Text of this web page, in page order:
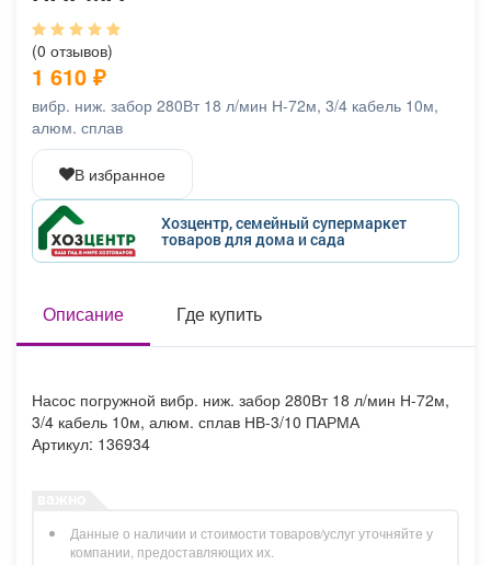
Афиша
Товары Поздравления
ТВ программа Я - пенсионер
(0 отзывов)
1 610 ₽
вибр. ниж. забор 280Вт 18 л/мин Н-72м, 3/4 кабель 10м,
алюм. сплав
В избранное
Хозцентр, семейный супермаркет
товаров для дома и сада
Описание Где купить
Насос погружной вибр. ниж. забор 280Вт 18 л/мин Н-72м,
3/4 кабель 10м, алюм. сплав НВ-3/10 ПАРМА
Артикул: 136934
Данные о наличии и стоимости товаров/услуг уточняйте у
компании, предоставляющих их.